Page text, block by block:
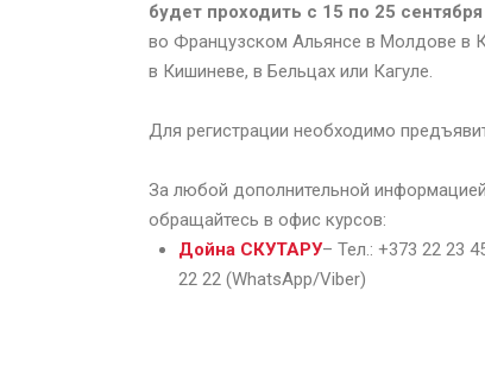
будет проходить с 15 по 25 сентября
во Французском Альянсе в Молдове в
в Кишиневе, в Бельцах или Кагуле.
Для регистрации необходимо
За любой дополнительной
обращайтесь в офис курсов:
Дойна СКУТАРУ– Тел.: +373 22 23
22 22 (WhatsApp/Viber)